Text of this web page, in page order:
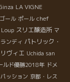
LA VIGNE
ール ポール chef
スリエ醸造所 マ
ンディ パトリック・
ヴィエ Uchida san
ルド優勝2018年 ドメ
ッション 京都・レス